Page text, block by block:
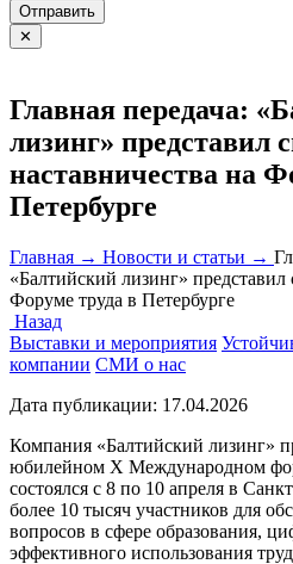
Отправить
✕
Главная передача:
лизинг» представил
наставничества на
Петербурге
Главная → Новости и статьи →
«Балтийский лизинг» представил
Форуме труда в Петербурге
Назад
Выставки и мероприятия
компании СМИ о нас
Дата публикации: 17.04.2026
Компания «Балтийский лизинг»
юбилейном Х Международном
состоялся с 8 по 10 апреля в
более 10 тысяч участников для
вопросов в сфере образования,
эффективного использования